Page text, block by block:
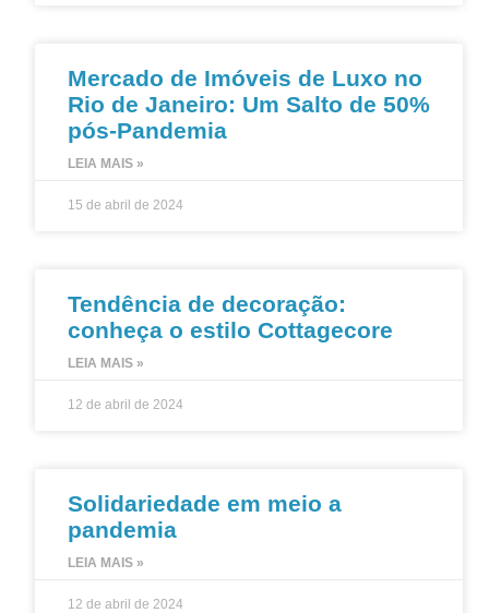
Mercado de Imóveis de Luxo no
Rio de Janeiro: Um Salto de 50%
pós-Pandemia
LEIA MAIS »
15 de abril de 2024
Tendência de decoração:
conheça o estilo Cottagecore
LEIA MAIS »
12 de abril de 2024
Solidariedade em meio a
pandemia
LEIA MAIS »
12 de abril de 2024